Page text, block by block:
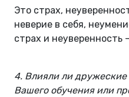
Это страх,
неверие в себя,
страх и неуверенность
4. Влияли ли
Вашего обучения или